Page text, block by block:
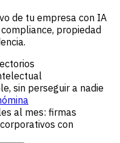
de tu empresa con IA
propiedad
sin perseguir a nadie
al mes: firmas
con